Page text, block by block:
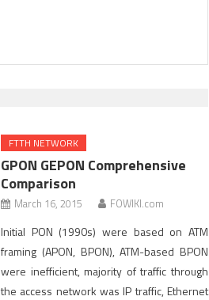
FTTH NETWORK
GPON GEPON Comprehensive
Comparison
March 16, 2015 FOWIKI.com
Initial PON (1990s) were based on ATM
framing (APON, BPON), ATM-based BPON
were inefficient, majority of traffic through
the access network was IP traffic, Ethernet